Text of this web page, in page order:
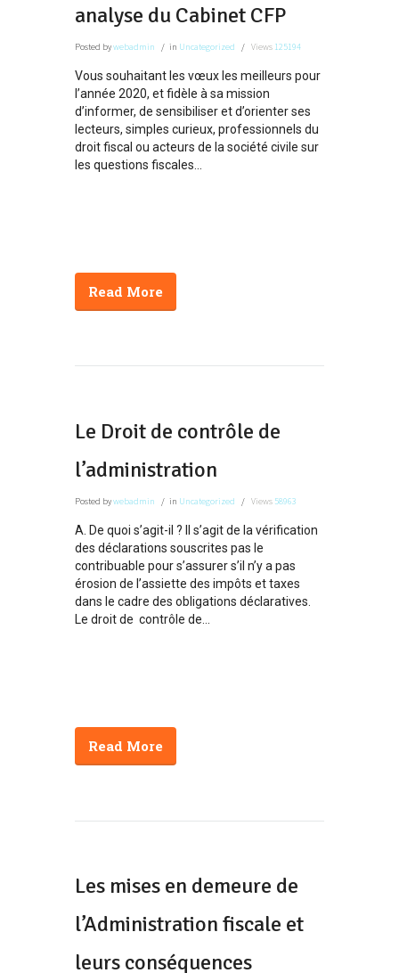
analyse du Cabinet CFP
Posted bywebadmin in Uncategorized Views125194
Vous souhaitant les vœux les meilleurs pour
l’année 2020, et fidèle à sa mission
d’informer, de sensibiliser et d’orienter ses
lecteurs, simples curieux, professionnels du
droit fiscal ou acteurs de la société civile sur
les questions fiscales...
Read More
Le Droit de contrôle de
l’administration
Posted bywebadmin in Uncategorized Views58963
A. De quoi s’agit-il ? Il s’agit de la vérification
des déclarations souscrites pas le
contribuable pour s’assurer s’il n’y a pas
érosion de l’assiette des impôts et taxes
dans le cadre des obligations déclaratives.
Le droit de contrôle de...
Read More
Les mises en demeure de
l’Administration fiscale et
leurs conséquences